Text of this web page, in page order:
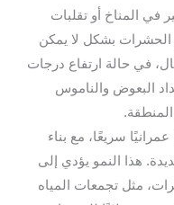
في المناخ أو تقلبات
الحشرات بشكل لا يمكن
في حالة ارتفاع درجات
البعوض والناموس
سريعًا، مع بناء
هذا النمو يؤدي إلى
مثل تجمعات المياه